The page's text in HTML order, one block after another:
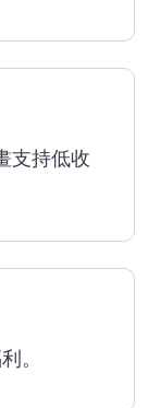
支持低收
。